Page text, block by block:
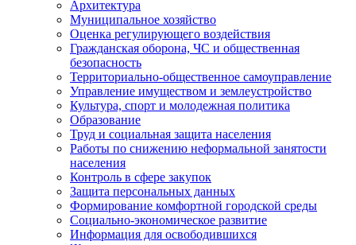
Архитектура
Муниципальное хозяйство
Оценка регулирующего воздействия
Гражданская оборона, ЧС и общественная
безопасность
Территориально-общественное самоуправление
Управление имуществом и землеустройство
Культура, спорт и молодежная политика
Образование
Труд и социальная защита населения
Работы по снижению неформальной занятости
населения
Контроль в сфере закупок
Защита персональных данных
Формирование комфортной городской среды
Социально-экономическое развитие
Информация для освободившихся